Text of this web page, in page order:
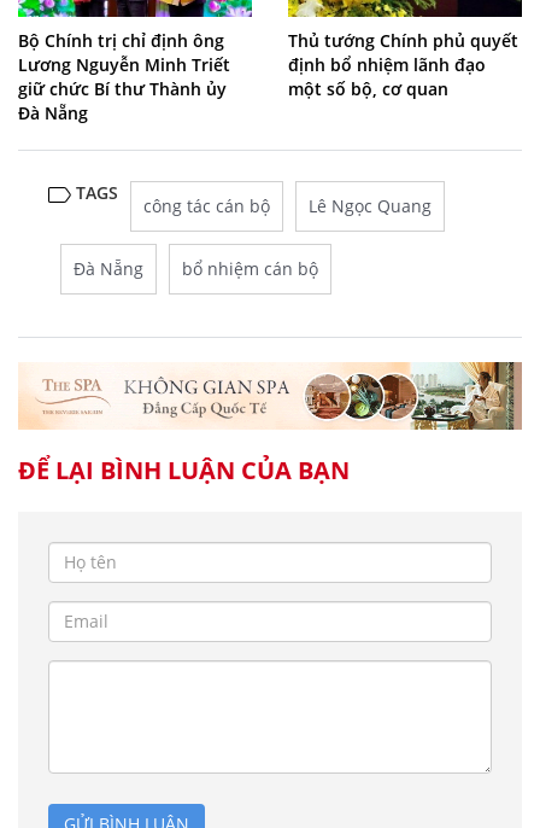
Bộ Chính trị chỉ định ông
Lương Nguyễn Minh Triết
giữ chức Bí thư Thành ủy
Đà Nẵng
Thủ tướng Chính phủ quyết
định bổ nhiệm lãnh đạo
một số bộ, cơ quan
TAGS
công tác cán bộ Lê Ngọc Quang
Đà Nẵng bổ nhiệm cán bộ
ĐỂ LẠI BÌNH LUẬN CỦA BẠN